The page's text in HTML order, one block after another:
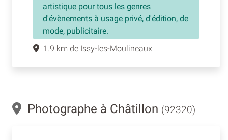
artistique pour tous les genres
d'évènements à usage privé, d'édition, de
mode, publicitaire.
1.9 km de Issy-les-Moulineaux
Photographe à Châtillon (92320)